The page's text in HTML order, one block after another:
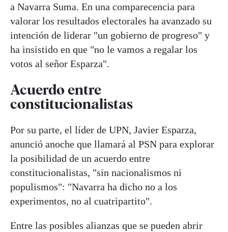
a Navarra Suma. En una comparecencia para
valorar los resultados electorales ha avanzado su
intención de liderar "un gobierno de progreso" y
ha insistido en que "no le vamos a regalar los
votos al señor Esparza".
Acuerdo entre
constitucionalistas
Por su parte, el líder de UPN, Javier Esparza,
anunció anoche que llamará al PSN para explorar
la posibilidad de un acuerdo entre
constitucionalistas, "sin nacionalismos ni
populismos": "Navarra ha dicho no a los
experimentos, no al cuatripartito".
Entre las posibles alianzas que se pueden abrir